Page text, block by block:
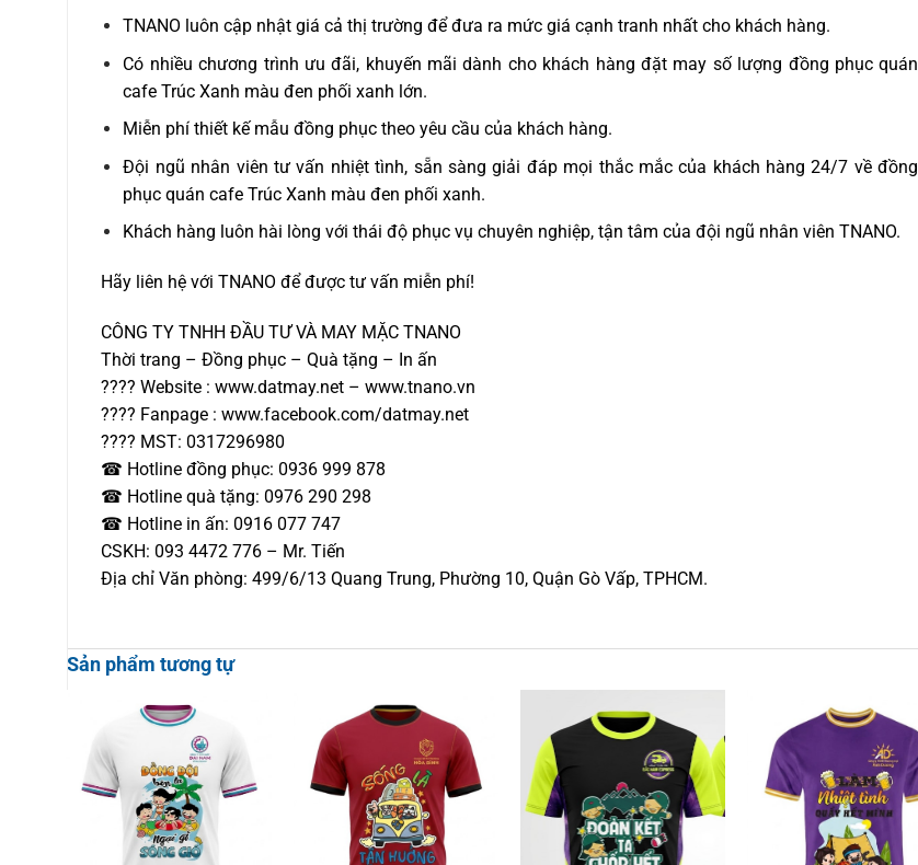
TNANO luôn cập nhật giá cả thị trường để đưa ra mức giá cạnh tranh nhất cho khách hàng.
Có nhiều chương trình ưu đãi, khuyến mãi dành cho khách hàng đặt may số lượng đồng phục quán
cafe Trúc Xanh màu đen phối xanh lớn.
Miễn phí thiết kế mẫu đồng phục theo yêu cầu của khách hàng.
Đội ngũ nhân viên tư vấn nhiệt tình, sẵn sàng giải đáp mọi thắc mắc của khách hàng 24/7 về đồng
phục quán cafe Trúc Xanh màu đen phối xanh.
Khách hàng luôn hài lòng với thái độ phục vụ chuyên nghiệp, tận tâm của đội ngũ nhân viên TNANO.
Hãy liên hệ với TNANO để được tư vấn miễn phí!
CÔNG TY TNHH ĐẦU TƯ VÀ MAY MẶC TNANO
Thời trang – Đồng phục – Quà tặng – In ấn
???? Website : www.datmay.net – www.tnano.vn
???? Fanpage : www.facebook.com/datmay.net
???? MST: 0317296980
☎ Hotline đồng phục: 0936 999 878
☎ Hotline quà tặng: 0976 290 298
☎ Hotline in ấn: 0916 077 747
CSKH: 093 4472 776 – Mr. Tiến
Địa chỉ Văn phòng: 499/6/13 Quang Trung, Phường 10, Quận Gò Vấp, TPHCM.
Sản phẩm tương tự